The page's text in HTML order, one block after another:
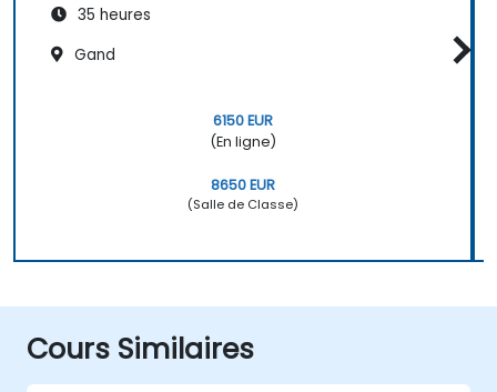
35 heures
Gand
6150 EUR
(En ligne)
8650 EUR
(Salle de Classe)
Cours Similaires